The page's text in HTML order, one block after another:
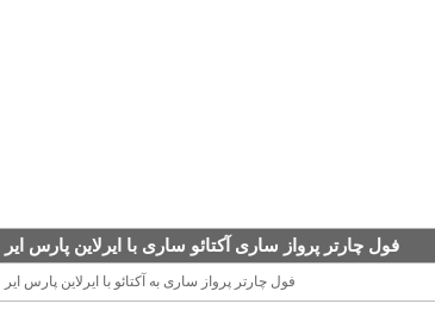
فول چارتر پرواز ساری آکتائو ساری با ایرلاین پارس ایر
فول چارتر پرواز ساری به آکتائو با ایرلاین پارس ایر